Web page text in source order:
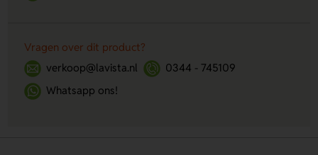
Vragen over dit product?
verkoop@lavista.nl
0344 - 745109
Whatsapp ons!